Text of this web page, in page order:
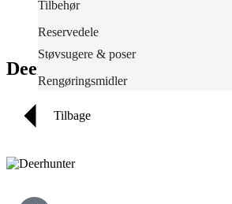
Redskaber
Støvsugere & poser
Rengøringsmidler
Tilbehør
Reservedele
Deerhunter Jubilee T-shirt
Tilbage